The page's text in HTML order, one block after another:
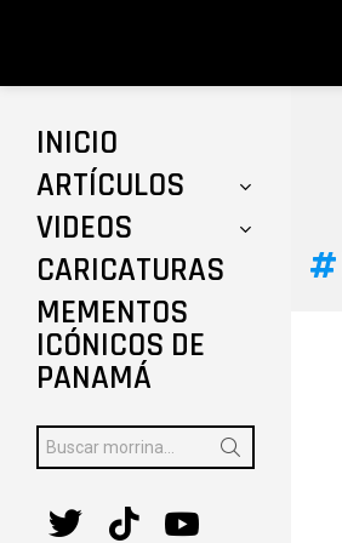
INICIO
ARTÍCULOS
VIDEOS
CARICATURAS
MEMENTOS
ICÓNICOS DE
PANAMÁ